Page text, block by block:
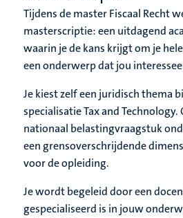
Tijdens de master Fiscaal Recht
masterscriptie: een uitdagend
waarin je de kans krijgt om je
een onderwerp dat jou
Je kiest zelf een juridisch thema
specialisatie Tax and Technology.
nationaal belastingvraagstuk
een grensoverschrijdende
voor de opleiding.
Je wordt begeleid door een
gespecialiseerd is in jouw